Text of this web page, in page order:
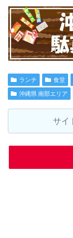
ランチ 食堂
沖縄県 南部エリア